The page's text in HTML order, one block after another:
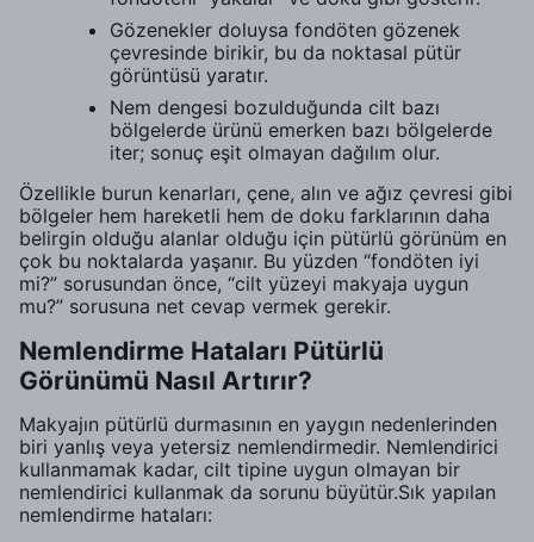
Gözenekler doluysa fondöten gözenek
çevresinde birikir, bu da noktasal pütür
görüntüsü yaratır.
Nem dengesi bozulduğunda cilt bazı
bölgelerde ürünü emerken bazı bölgelerde
iter; sonuç eşit olmayan dağılım olur.
Özellikle burun kenarları, çene, alın ve ağız çevresi gibi
bölgeler hem hareketli hem de doku farklarının daha
belirgin olduğu alanlar olduğu için pütürlü görünüm en
çok bu noktalarda yaşanır. Bu yüzden “fondöten iyi
mi?” sorusundan önce, “cilt yüzeyi makyaja uygun
mu?” sorusuna net cevap vermek gerekir.
Nemlendirme Hataları Pütürlü
Görünümü Nasıl Artırır?
Makyajın pütürlü durmasının en yaygın nedenlerinden
biri yanlış veya yetersiz nemlendirmedir. Nemlendirici
kullanmamak kadar, cilt tipine uygun olmayan bir
nemlendirici kullanmak da sorunu büyütür.Sık yapılan
nemlendirme hataları: